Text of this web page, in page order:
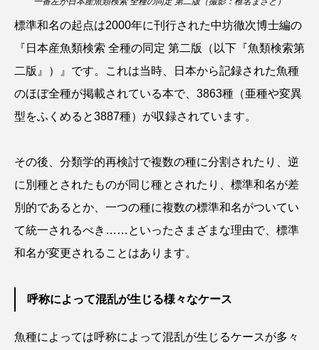
クロツラヘラサギ クロマグロ グッピー
グラミー グルクン ケブカガニ ケラ
ケープペンギン ゲンゴロウ コイ
コウテイペンギン コオイムシ
コガタペンギン コガネスズメダイ
コクチバス コクレン コチ
コトクラゲ コノシロ コバンザメ
コブシメ コブダイ コメツキガニ
コモレビクラゲ コモンイトギンポ
ゴトウタゴガエル ゴマフアザラシ
標準和名の起点は2000年に刊行された中坊徹次博士編の
『日本産魚類検索 全種の同定 第二版（以下『魚類検索第
二版』）』です。これは当時、日本から記録された魚種
のほぼ全種が掲載されている本で、3863種（亜種や変異
型をふくめると3887種）が収録されています。
その後、分類学的再検討で複数の種に分割されたり、逆
に別種とされたものが同じ種とされたり、標準和名が差
別的であるとか、一つの種に複数の標準和名がついてい
て統一されるべき……といったさまざまな理由で、標準
和名が変更されることはあります。
呼称によって混乱が生じる様々なケース
魚種によっては呼称によって混乱が生じるケースが多々